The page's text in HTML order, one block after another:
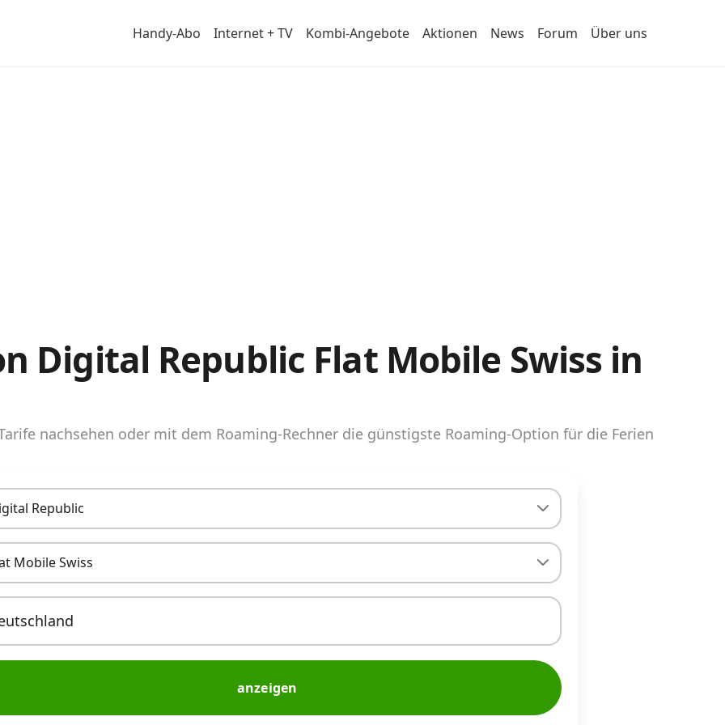
Handy-Abo Internet + TV Kombi-Angebote Aktionen News Forum Über uns
Digital Republic Flat Mobile Swiss in
nachsehen oder mit dem Roaming-Rechner die günstigste Roaming-Option für die Ferien
Republic
Mobile Swiss
anzeigen